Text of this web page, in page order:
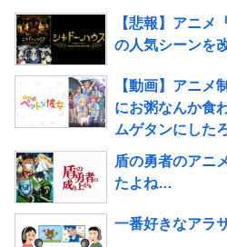
【悲報】アニメ
の人気シーンを
【動画】アニメ
にお粥なんか食
ムゲタンにした
盾の勇者のアニ
たよね…
一番好きなアラ